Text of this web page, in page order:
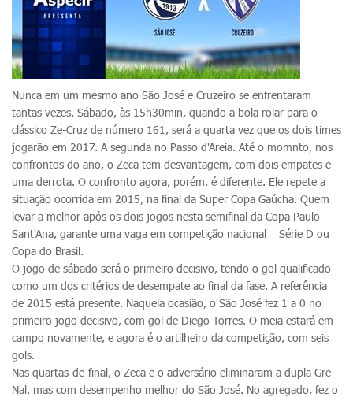
Nunca em um mesmo ano São José e Cruzeiro se enfrentaram
tantas vezes. Sábado, às 15h30min, quando a bola rolar para o
clássico Ze-Cruz de número 161, será a quarta vez que os dois times
jogarão em 2017. A segunda no Passo d'Areia. Até o momnto, nos
confrontos do ano, o Zeca tem desvantagem, com dois empates e
uma derrota. O confronto agora, porém, é diferente. Ele repete a
situação ocorrida em 2015, na final da Super Copa Gaúcha. Quem
levar a melhor após os dois jogos nesta semifinal da Copa Paulo
Sant'Ana, garante uma vaga em competição nacional _ Série D ou
Copa do Brasil.
O jogo de sábado será o primeiro decisivo, tendo o gol qualificado
como um dos critérios de desempate ao final da fase. A referência
de 2015 está presente. Naquela ocasião, o São José fez 1 a 0 no
primeiro jogo decisivo, com gol de Diego Torres. O meia estará em
campo novamente, e agora é o artilheiro da competição, com seis
gols.
Nas quartas-de-final, o Zeca e o adversário eliminaram a dupla Gre-
Nal, mas com desempenho melhor do São José. No agregado, fez o